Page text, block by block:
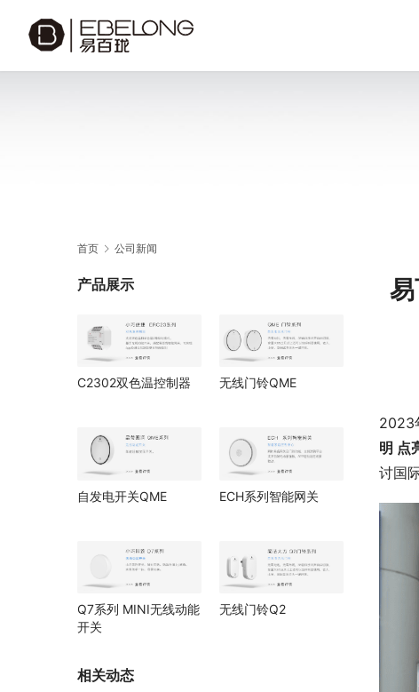
首页 公司新闻
2023
明 点
讨国
产品展示
C2302双色温控制器 无线门铃QME
自发电开关QME ECH系列智能网关
Q7系列 MINI无线动能
开关
无线门铃Q2
相关动态